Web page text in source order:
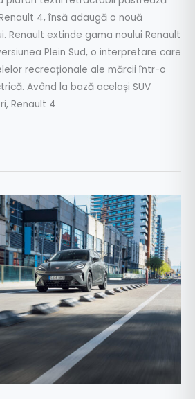
4, însă adaugă o nouă
Renault extinde gama noului Renault
Plein Sud, o interpretare care
recreaționale ale mărcii într-o
Având la bază același SUV
Renault 4